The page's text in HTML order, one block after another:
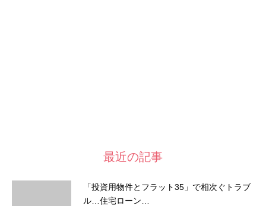
最近の記事
「投資用物件とフラット35」で相次ぐトラブ
ル…住宅ローン…